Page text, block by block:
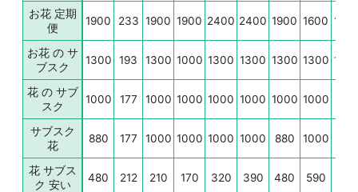
お花 定期
便
1900 233 1900 1900 2400 2400 1900 1600
お花 の サ
ブスク
1300 193 1300 1000 1300 1300 1300 1300
花 の サブ
スク
1000 177 1000 1000 1000 1000 1000 1000
サブスク
花
880 177 1000 1000 1000 1000 880 1000
花 サブス
ク 安い
480 212 210 170 320 390 480 590